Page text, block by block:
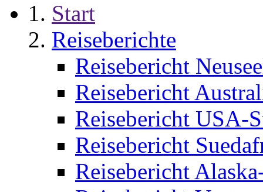
Start
Reiseberichte
Reisebericht
Reisebericht
Reisebericht USA-
Reisebericht
Reisebericht